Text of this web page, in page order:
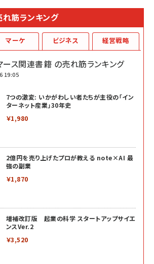
筋ランキング
ス関連書籍 の売れ筋ランキング
19:05
7つの激変: いかがわしい者たちが主役の「イン
ターネット産業」30年史
￥1,980
2億円を売り上げたプロが教える note×AI 最
強の副業
￥1,870
増補改訂版 起業の科学 スタートアップサイエ
ンスVer.2
￥3,520
マーケ ビジネス 経営戦略